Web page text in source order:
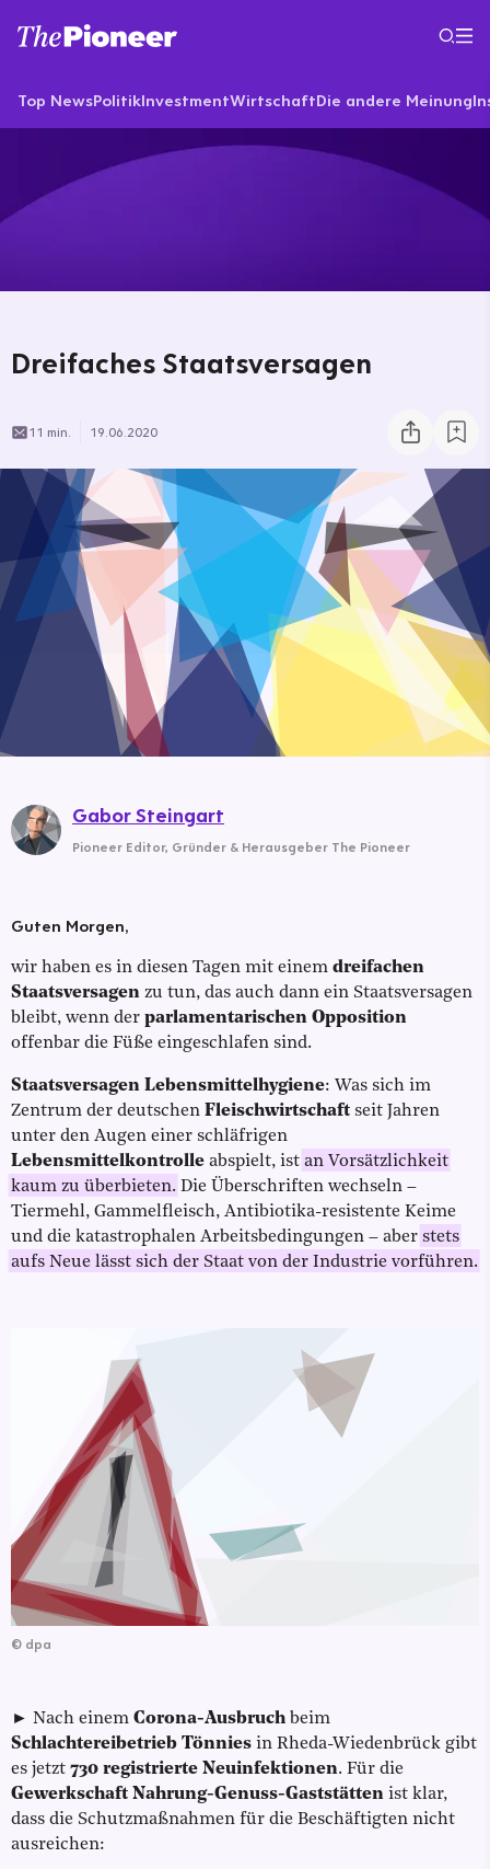
Top NewsPolitikInvestmentWirtschaftDie andere Meinung
Dreifaches Staatsversagen
11 min. 19.06.2020
Guten Morgen,
wir haben es in diesen Tagen mit einem dreifachen
Staatsversagen zu tun, das auch dann ein Staatsversagen
bleibt, wenn der parlamentarischen Opposition
offenbar die Füße eingeschlafen sind.
Staatsversagen Lebensmittelhygiene: Was sich im
Zentrum der deutschen Fleischwirtschaft seit Jahren
unter den Augen einer schläfrigen
Lebensmittelkontrolle abspielt, ist an Vorsätzlichkeit
kaum zu überbieten. Die Überschriften wechseln –
Tiermehl, Gammelfleisch, Antibiotika-resistente Keime
und die katastrophalen Arbeitsbedingungen – aber stets
aufs Neue lässt sich der Staat von der Industrie vorführen.
© dpa
► Nach einem Corona-Ausbruch beim
Schlachtereibetrieb Tönnies in Rheda-Wiedenbrück gibt
es jetzt 730 registrierte Neuinfektionen. Für die
Gewerkschaft Nahrung-Genuss-Gaststätten ist klar,
dass die Schutzmaßnahmen für die Beschäftigten nicht
ausreichen:
Gabor Steingart
Pioneer Editor, Gründer & Herausgeber The Pioneer